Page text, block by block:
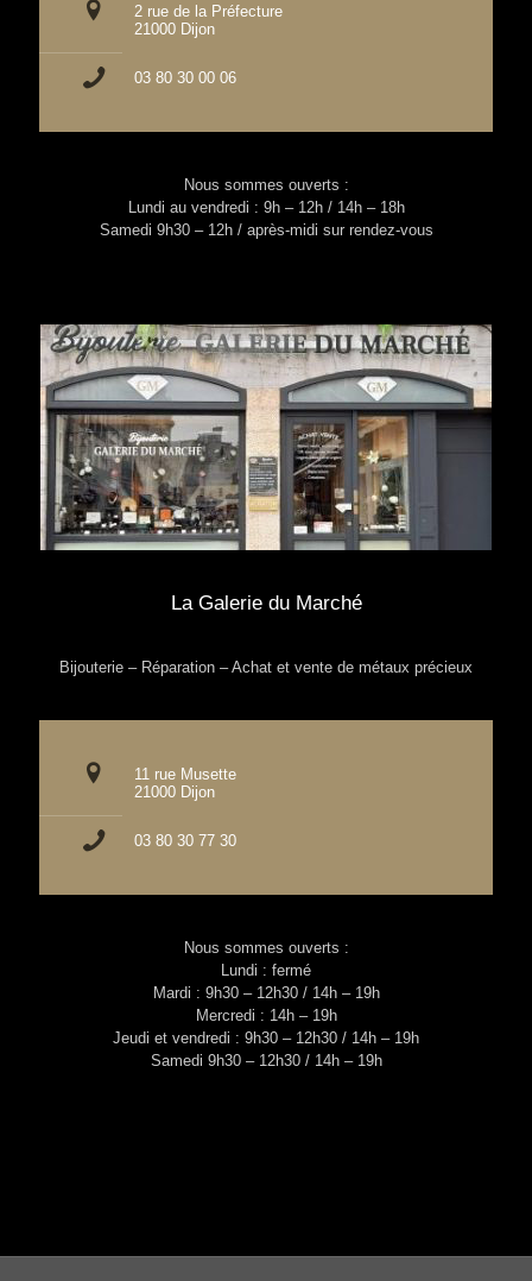
2 rue de la Préfecture
21000 Dijon
03 80 30 00 06
Nous sommes ouverts :
Lundi au vendredi : 9h – 12h / 14h – 18h
Samedi 9h30 – 12h / après-midi sur rendez-vous
La Galerie du Marché
Bijouterie – Réparation – Achat et vente de métaux précieux
11 rue Musette
21000 Dijon
03 80 30 77 30
Nous sommes ouverts :
Lundi : fermé
Mardi : 9h30 – 12h30 / 14h – 19h
Mercredi : 14h – 19h
Jeudi et vendredi : 9h30 – 12h30 / 14h – 19h
Samedi 9h30 – 12h30 / 14h – 19h